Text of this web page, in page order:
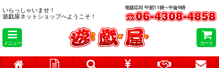
いらっしゃいませ！
遊戯屋ネットショップへようこそ！
メニュー カート